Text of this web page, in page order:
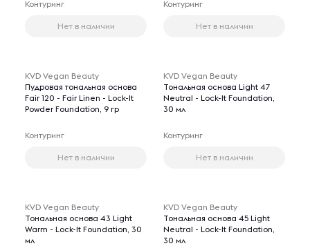
Контуринг
Нет в наличии
Контуринг
Нет в наличии
KVD Vegan Beauty
Пудровая тональная основа
Fair 120 - Fair Linen - Lock-It
Powder Foundation, 9 гр
Контуринг
Нет в наличии
KVD Vegan Beauty
Тональная основа Light 47
Neutral - Lock-It Foundation,
30 мл
Контуринг
Нет в наличии
KVD Vegan Beauty
Тональная основа 43 Light
Warm - Lock-It Foundation, 30
мл
KVD Vegan Beauty
Тональная основа 45 Light
Neutral - Lock-It Foundation,
30 мл